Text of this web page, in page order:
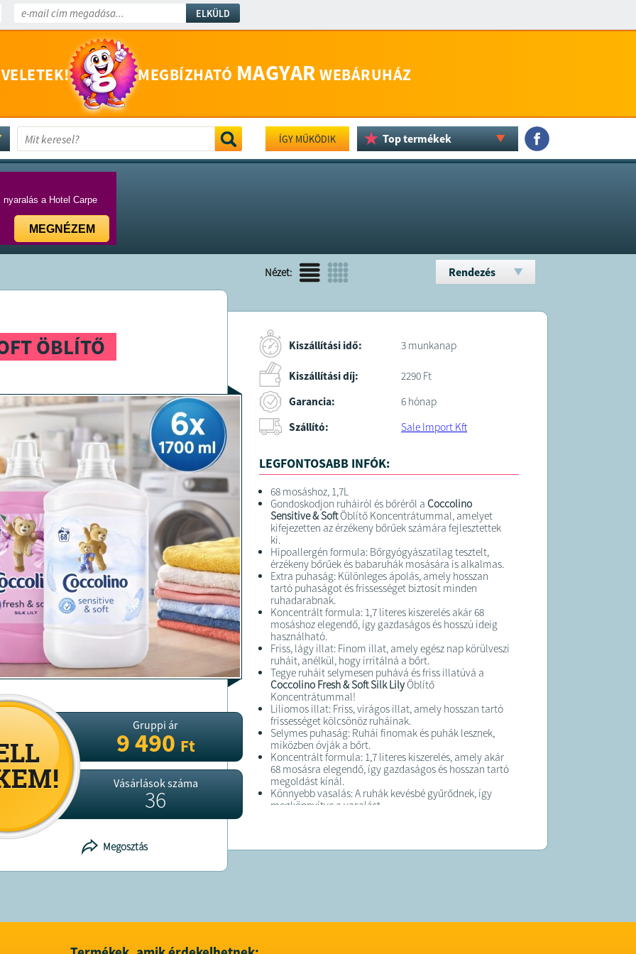
ELKÜLD
MEGBÍZHATÓ MAGYAR WEBÁRUHÁZ
ÍGY MŰKÖDIK Top termékek
a Hotel Carpe
MEGNÉZEM
Nézet: Rendezés
ÖBLÍTŐ
Gruppi ár
9 490Ft
Vásárlások száma
36
Megosztás
Kiszállítási idő: 3 munkanap
Kiszállítási díj:
2290 Ft
Garancia:
6 hónap
Szállító:
Sale Import Kft
LEGFONTOSABB INFÓK:
68 mosáshoz, 1,7L
Gondoskodjon ruháiról és bőréről a Coccolino
Sensitive & SoftÖblítő Koncentrátummal, amelyet
kifejezetten az érzékeny bőrűek számára fejlesztettek
ki.
Hipoallergén formula: Bőrgyógyászatilag tesztelt,
érzékeny bőrűek és babaruhák mosására is alkalmas.
Extra puhaság: Különleges ápolás, amely hosszan
tartó puhaságot és frissességet biztosít minden
ruhadarabnak.
Koncentrált formula: 1,7 literes kiszerelés akár 68
mosáshoz elegendő, így gazdaságos és hosszú ideig
használható.
Friss, lágy illat: Finom illat, amely egész nap körülveszi
ruháit, anélkül, hogy irritálná a bőrt.
Tegye ruháit selymesen puhává és friss illatúvá a
Coccolino Fresh & Soft Silk LilyÖblítő
Koncentrátummal!
Liliomos illat: Friss, virágos illat, amely hosszan tartó
frissességet kölcsönöz ruháinak.
Selymes puhaság: Ruhái finomak és puhák lesznek,
miközben óvják a bőrt.
Koncentrált formula: 1,7 literes kiszerelés, amely akár
68 mosásra elegendő, így gazdaságos és hosszan tartó
megoldást kínál.
Könnyebb vasalás: A ruhák kevésbé gyűrődnek, így
megkönnyítve a vasalást.
minden mosás után aCoccolino Fresh & Soft Blue
könnyen vasalhatók lesznek minden mosás után.